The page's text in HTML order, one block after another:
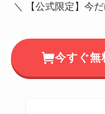
＼ 【公式限定】今
今すぐ無